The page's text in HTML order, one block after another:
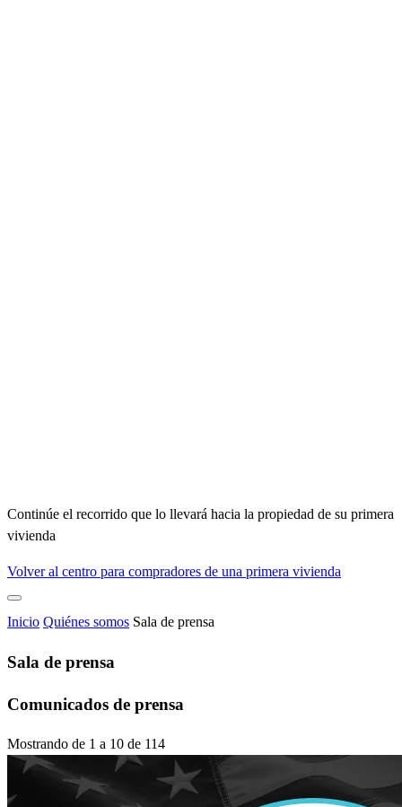
Continúe el recorrido que lo llevará hacia la propiedad de su primera
vivienda
Volver al centro para compradores de una primera vivienda
Inicio Quiénes somos Sala de prensa
Sala de prensa
Comunicados de prensa
Mostrando de 1 a 10 de 114